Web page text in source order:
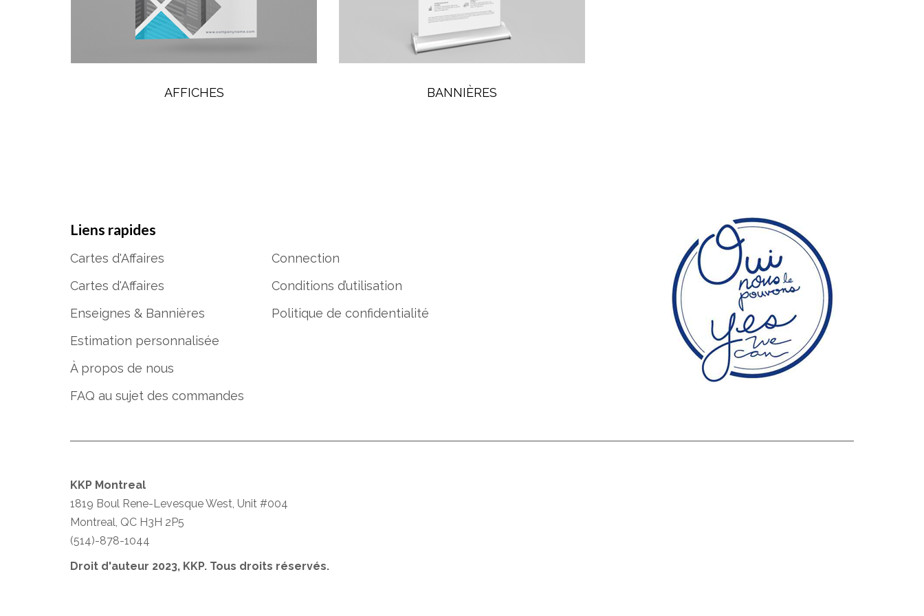
AFFICHES BANNIÈRES
Liens rapides
Cartes d'Affaires
Cartes d'Affaires
Enseignes & Bannières
Estimation personnalisée
À propos de nous
FAQ au sujet des commandes
Connection
Conditions d’utilisation
Politique de confidentialité
KKP Montreal
1819 Boul Rene-Levesque West, Unit #004
Montreal, QC H3H 2P5
(514)-878-1044
Droit d'auteur 2023, KKP. Tous droits réservés.